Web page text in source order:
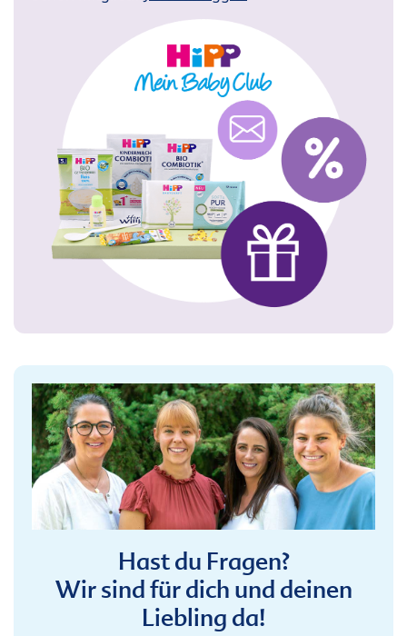
Hast du Fragen?
Wir sind für dich und deinen
Liebling da!